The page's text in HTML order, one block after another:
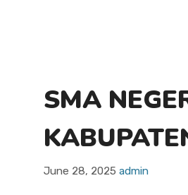
SMA
June 28, 2025 admin